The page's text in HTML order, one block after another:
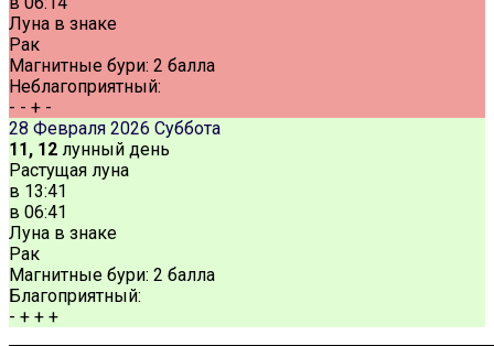
Луна в знаке
Рак
Магнитные бури: 2 балла
Неблагоприятный:
- - + -
28 Февраля 2026 Суббота
11, 12 лунный день
Растущая луна
в 13:41
в 06:41
Луна в знаке
Рак
Магнитные бури: 2 балла
Благоприятный:
- + + +